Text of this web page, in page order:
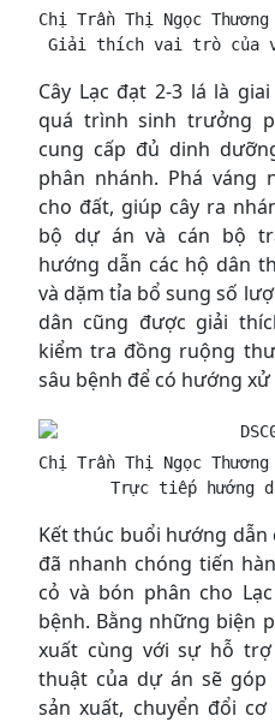
Chị Trần Thị Ngọc Thương
Giải thích vai trò của
Cây Lạc đạt 2-3 lá là
quá trình sinh trưởng
cung cấp đủ dinh
phân nhánh. Phá váng
cho đất, giúp cây ra
bộ dự án và cán bộ
hướng dẫn các hộ dân
và dặm tỉa bổ sung số
dân cũng được giải
kiểm tra đồng ruộng
sâu bệnh để có hướng
Chị Trần Thị Ngọc Thương
Trực tiếp hướng
Kết thúc buổi hướng
đã nhanh chóng tiến
cỏ và bón phân cho
bệnh. Bằng những biện
xuất cùng với sự hỗ
thuật của dự án sẽ
sản xuất, chuyển đổi